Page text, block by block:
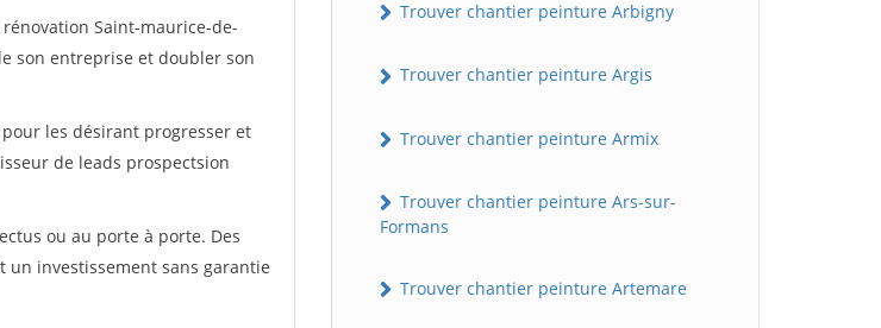
Saint-maurice-de-
son entreprise et doubler son
les désirant progresser et
de leads prospectsion
ou au porte à porte. Des
investissement sans garantie
Trouver chantier peinture Arbigny
Trouver chantier peinture Argis
Trouver chantier peinture Armix
Trouver chantier peinture Ars-sur-
Formans
Trouver chantier peinture Artemare